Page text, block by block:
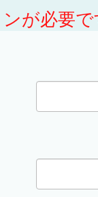
が必要で